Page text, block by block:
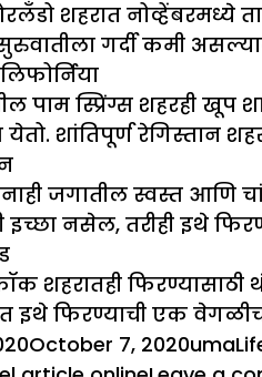
शहरात
गर्दी कमी
पाम स्प्रिंग्स शहरही
शांतिपूर्ण रेगिस्तान
जगातील स्वस्त आणि
इच्छा नसेल, तरीही इथे
शहरातही
इथे फिरण्याची एक
October 7, 2020Author
uma